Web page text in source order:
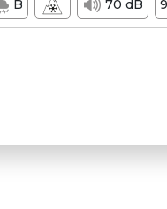
B 70 dB